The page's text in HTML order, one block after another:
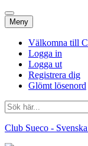
Meny Hoppa
till
innehåll
Välkomna till
Logga in
Logga ut
Registrera dig
Glömt lösenord
Sök
efter:
Club Sueco -